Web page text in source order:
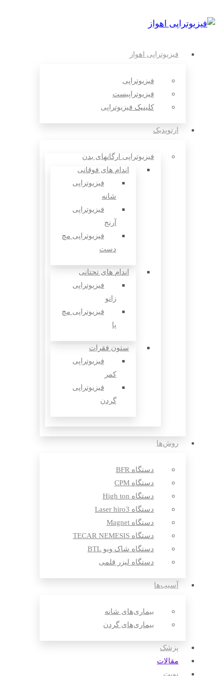
فیزیوتراپی اهواز
فیزیوتراپی
فیزیوتراپیست
کلینیک فیزیوتراپی
ارتوپدیک
فیزیوتراپی ارگانهای بدن
اندام های فوقانی
فیزیوتراپی
شانه
فیزیوتراپی
آرنج
فیزیوتراپی مچ
دست
اندام های تحتانی
فیزیوتراپی
زانو
فیزیوتراپی مچ
پا
ستون فقرات
فیزیوتراپی
کمر
فیزیوتراپی
گردن
روش‌ها
دستگاه BFR
دستگاه CPM
دستگاه High ton
دستگاه Laser hiro3
دستگاه Magnet
دستگاه TECAR NEMESIS
دستگاه شاک ویو BTL
دستگاه لیزر قلمی
آسیب‌ها
بیماری‌های شانه
بیماری‌های گردن
پزشک
مقالات‌
نوبت